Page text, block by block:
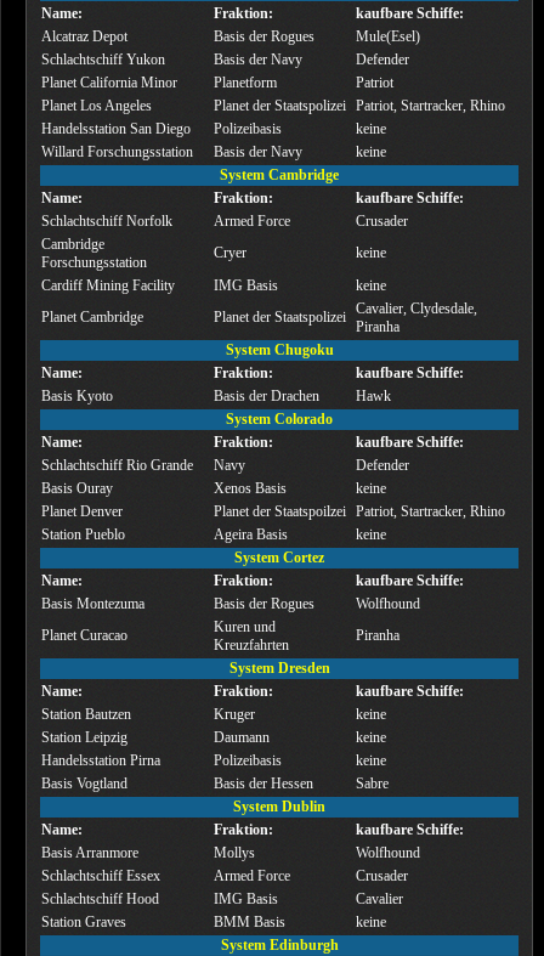
Name:
Fraktion:
kaufbare Schiffe:
Alcatraz Depot
Basis der Rogues
Mule(Esel)
Schlachtschiff Yukon
Basis der Navy
Defender
Planet California Minor
Planetform
Patriot
Planet Los Angeles
Planet der Staatspolizei Patriot, Startracker, Rhino
Handelsstation San Diego
Polizeibasis
keine
Willard Forschungsstation
Basis der Navy
keine
System Cambridge
Name:
Fraktion:
kaufbare Schiffe:
Schlachtschiff Norfolk
Armed Force
Crusader
Cambridge
Forschungsstation
Cryer
keine
Cardiff Mining Facility
IMG Basis
keine
Planet Cambridge
Planet der Staatspolizei Cavalier, Clydesdale,
Piranha
System Chugoku
Name:
Fraktion:
kaufbare Schiffe:
Basis Kyoto
Basis der Drachen
Hawk
System Colorado
Name:
Fraktion:
kaufbare Schiffe:
Schlachtschiff Rio Grande
Navy
Defender
Basis Ouray
Xenos Basis
keine
Planet Denver
Planet der Staatspoilzei Patriot, Startracker, Rhino
Station Pueblo
Ageira Basis
keine
System Cortez
Name:
Fraktion:
kaufbare Schiffe:
Basis Montezuma
Basis der Rogues
Wolfhound
Planet Curacao
Kuren und
Kreuzfahrten
Piranha
System Dresden
Name:
Fraktion:
kaufbare Schiffe:
Station Bautzen
Kruger
keine
Station Leipzig
Daumann
keine
Handelsstation Pirna
Polizeibasis
keine
Basis Vogtland
Basis der Hessen
Sabre
System Dublin
Name:
Fraktion:
kaufbare Schiffe:
Basis Arranmore
Mollys
Wolfhound
Schlachtschiff Essex
Armed Force
Crusader
Schlachtschiff Hood
IMG Basis
Cavalier
Station Graves
BMM Basis
keine
System Edinburgh